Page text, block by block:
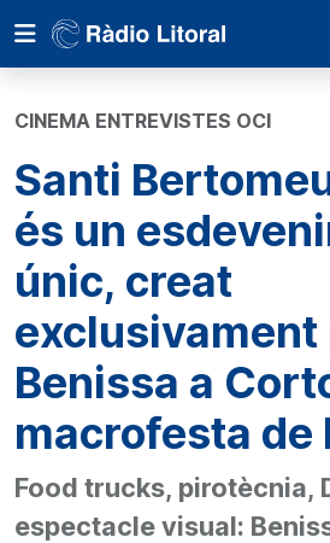
CINEMA ENTREVISTES OCI
Santi
és un
únic, creat
exclusivament
Benissa a
macrofesta de
Food trucks, pirotècnia,
espectacle visual: